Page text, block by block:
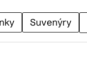
Suvenýry